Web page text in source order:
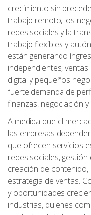
crecimiento sin
trabajo remoto, los
redes sociales y la
trabajo flexibles y
están generando
independientes,
digital y pequeños
fuerte demanda de
finanzas, negociación y
A medida que el
las empresas
que ofrecen servicios
redes sociales, gestión
creación de
estrategia de ventas.
y oportunidades
industrias, quienes